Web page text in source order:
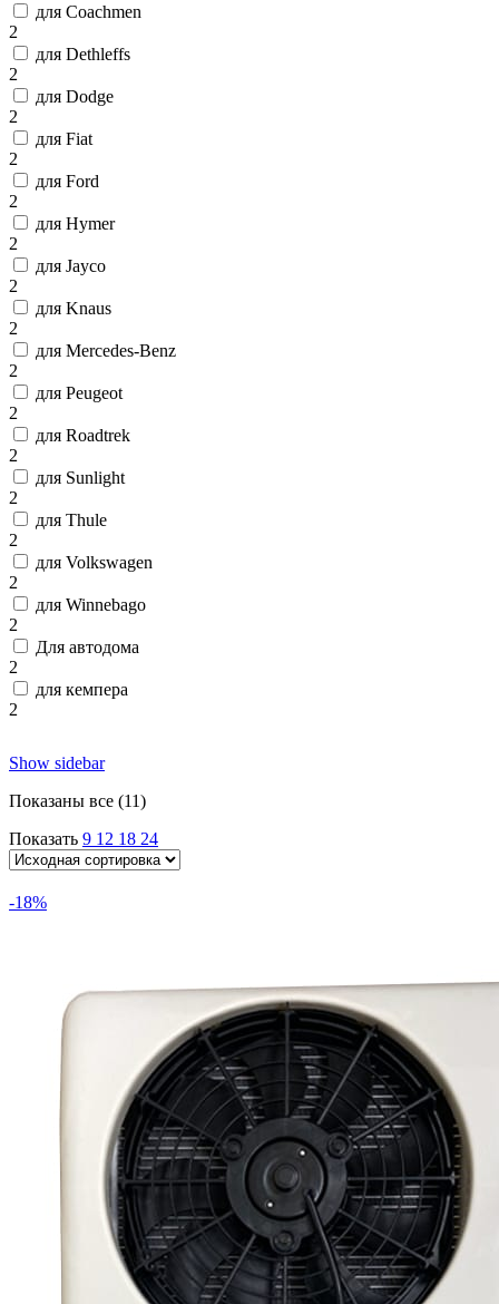
для Coachmen
2
для Dethleffs
2
для Dodge
2
для Fiat
2
для Ford
2
для Hymer
2
для Jayco
2
для Knaus
2
для Mercedes-Benz
2
для Peugeot
2
для Roadtrek
2
для Sunlight
2
для Thule
2
для Volkswagen
2
для Winnebago
2
Для автодома
2
для кемпера
2
Show sidebar
Показаны все (11)
Показать 9 12 18 24
-18%